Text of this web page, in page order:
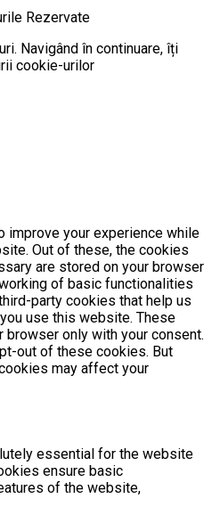
Rezervate
Navigând în continuare, îți
cookie-urilor
your experience while
Out of these, the cookies
are stored on your browser
of basic functionalities
party cookies that help us
use this website. These
only with your consent.
out of these cookies. But
may affect your
essential for the website
ensure basic
of the website,